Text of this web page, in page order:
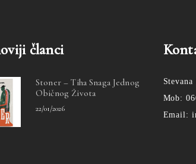
članci
Stoner – Tiha Snaga Jednog
Običnog Života
22/01/2026
Mob:
Email: